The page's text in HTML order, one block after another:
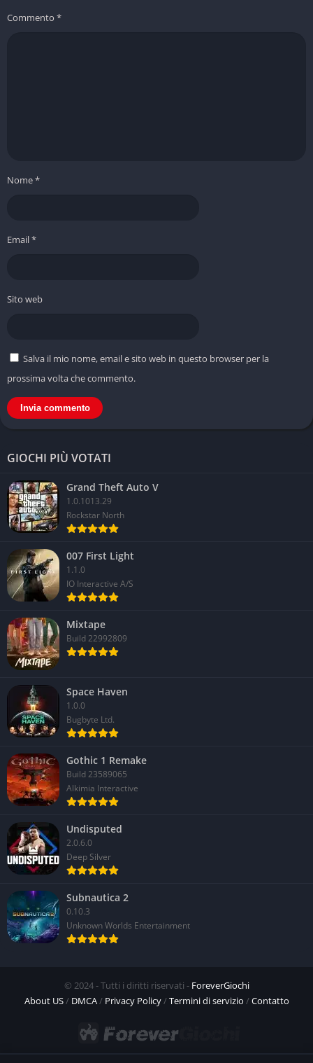
Commento *
Nome*
Email*
Sito web
Salva il mio nome, email e sito web in questo browser per la
prossima volta che commento.
GIOCHI PIÙ VOTATI
Grand Theft Auto V
1.0.1013.29
Rockstar North
007 First Light
1.1.0
IO Interactive A/S
Mixtape
Build 22992809
Space Haven
1.0.0
Bugbyte Ltd.
Gothic 1 Remake
Build 23589065
Alkimia Interactive
Undisputed
2.0.6.0
Deep Silver
Subnautica 2
0.10.3
Unknown Worlds Entertainment
© 2024 - Tutti i diritti riservati - ForeverGiochi
About US/ DMCA/ Privacy Policy/Termini di servizio /Contatto